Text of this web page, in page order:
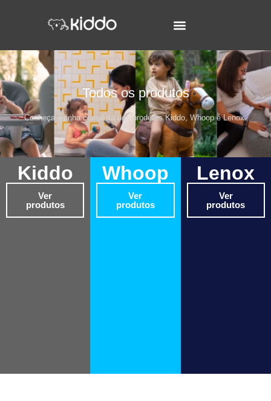
Todos os produtos
Conheça a linha completa dos produtos Kiddo, Whoop e Lenox.
Kiddo
Ver
produtos
Whoop
Ver
produtos
Lenox
Ver
produtos